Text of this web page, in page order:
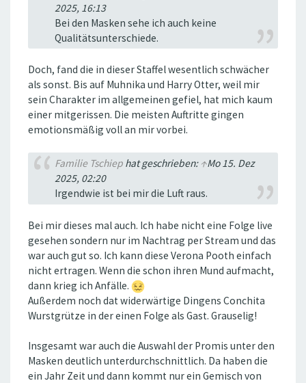
2025, 16:13
Bei den Masken sehe ich auch keine
Qualitätsunterschiede.
Doch, fand die in dieser Staffel wesentlich schwächer
als sonst. Bis auf Muhnika und Harry Otter, weil mir
sein Charakter im allgemeinen gefiel, hat mich kaum
einer mitgerissen. Die meisten Auftritte gingen
emotionsmäßig voll an mir vorbei.
Familie Tschiephat geschrieben: ↑Mo 15. Dez
2025, 02:20
Irgendwie ist bei mir die Luft raus.
Bei mir dieses mal auch. Ich habe nicht eine Folge live
gesehen sondern nur im Nachtrag per Stream und das
war auch gut so. Ich kann diese Verona Pooth einfach
nicht ertragen. Wenn die schon ihren Mund aufmacht,
dann krieg ich Anfälle.
Außerdem noch dat widerwärtige Dingens Conchita
Wurstgrütze in der einen Folge als Gast. Grauselig!
Insgesamt war auch die Auswahl der Promis unter den
Masken deutlich unterdurchschnittlich. Da haben die
ein Jahr Zeit und dann kommt nur ein Gemisch von